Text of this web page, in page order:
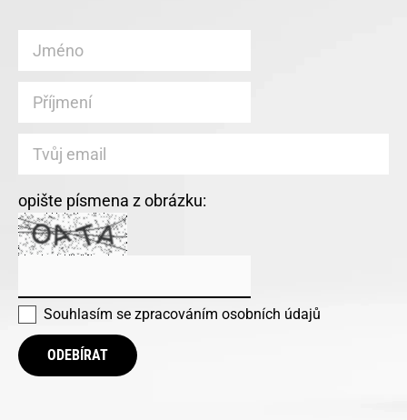
opište písmena z obrázku:
Souhlasím se zpracováním osobních údajů
ODEBÍRAT